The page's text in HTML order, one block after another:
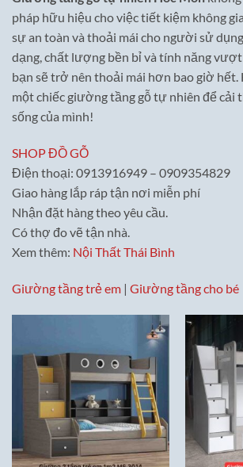
pháp hữu hiệu cho việc tiết kiệm không
sự an toàn và thoải mái cho người sử
dạng, chất lượng bền bỉ và tính năng vượt
bạn sẽ trở nên thoải mái hơn bao giờ hết.
một chiếc giường tầng gỗ tự nhiên để cải
sống của mình!
SHOP ĐỒ GỖ
Điện thoại: 0913916949 – 0909354829
Giao hàng lắp ráp tận nơi miễn phí
Nhận đặt hàng theo yêu cầu.
Có thợ đo vẽ tận nhà.
Xem thêm: Nội Thất Thái Bình
Giường tầng trẻ em | Giường tầng cho bé